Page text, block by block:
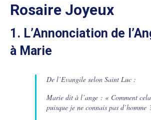
Rosaire Joyeux
1. L’Annonciation de
à Marie
De l’Evangile selon Saint Luc :
Marie dit à l’ange : « Comment
puisque je ne connais pas d’homme